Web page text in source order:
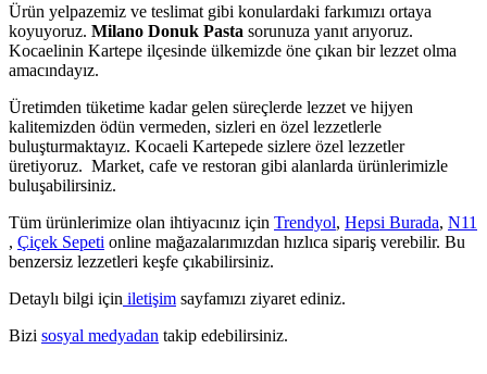
Ürün yelpazemiz ve teslimat gibi konulardaki farkımızı ortaya
koyuyoruz. Milano Donuk Pasta sorunuza yanıt arıyoruz.
Kocaelinin Kartepe ilçesinde ülkemizde öne çıkan bir lezzet olma
amacındayız.
Üretimden tüketime kadar gelen süreçlerde lezzet ve hijyen
kalitemizden ödün vermeden, sizleri en özel lezzetlerle
buluşturmaktayız. Kocaeli Kartepede sizlere özel lezzetler
üretiyoruz. Market, cafe ve restoran gibi alanlarda ürünlerimizle
buluşabilirsiniz.
Tüm ürünlerimize olan ihtiyacınız için Trendyol, Hepsi Burada, N11
, Çiçek Sepeti online mağazalarımızdan hızlıca sipariş verebilir. Bu
benzersiz lezzetleri keşfe çıkabilirsiniz.
Detaylı bilgi için iletişim sayfamızı ziyaret ediniz.
Bizi sosyal medyadan takip edebilirsiniz.